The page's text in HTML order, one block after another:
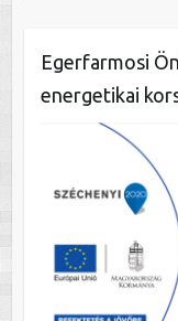
Egerfarmosi
energetikai